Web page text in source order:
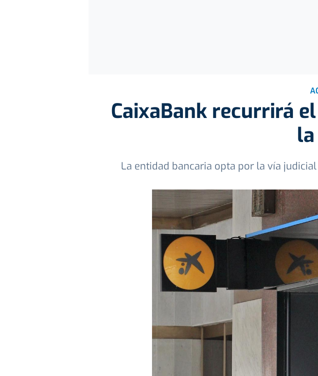
CaixaBank recurrirá
La entidad bancaria opta por la vía